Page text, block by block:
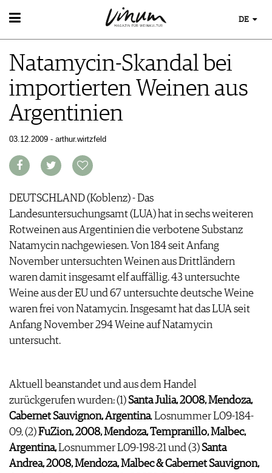
WEIN
WEINSUCHE
GUIDE WEINGÜTER
WINETRADECLUB
WEINE DES MONATS
TRINKREIFETABELLE
CLUB LES DOMAINES
WEINWISSEN
WEINREGIONEN
WEINLEXIKON
WEINGESCHICHTE
TIPPS & TRICKS
NEWS
EVENTS
EVENTKALENDER
AWARDS
EVENT-BILDER
ESSEN & TRINKEN
FOOD PAIRING TIPPS
FOOD PAIRING TABELLE
KULINARIK
HOTSPOTS
WEINREISEN
REPORTAGEN
WINEGUIDES
KLARTEXT
EXTRAS
AUSGABE
ARCHIV
VORTEILSWELT
MEDIATHEK
APPS
NEWS
WEINWIRTSCHAFT
WEINSZENE
PORTRAITS
VINOPHILES
ARCHIV
VORTEILSWELT
TRINKREIFETABELLE
ABO
WEINSUCHE
NEWSLETTER
WINE TRADE CLUB
DE
Natamycin-Skandal bei
importierten Weinen aus
Argentinien
03.12.2009 - arthur.wirtzfeld
DEUTSCHLAND (Koblenz) - Das
Landesuntersuchungsamt (LUA) hat in sechs weiteren
Rotweinen aus Argentinien die verbotene Substanz
Natamycin nachgewiesen. Von 184 seit Anfang
November untersuchten Weinen aus Drittländern
waren damit insgesamt elf auffällig. 43 untersuchte
Weine aus der EU und 67 untersuchte deutsche Weine
waren frei von Natamycin. Insgesamt hat das LUA seit
Anfang November 294 Weine auf Natamycin
untersucht.
Aktuell beanstandet und aus dem Handel
zurückgerufen wurden: (1)Santa Julia, 2008, Mendoza,
Cabernet Sauvignon, Argentina, Losnummer L09-184-
09, (2)FuZion, 2008, Mendoza, Tempranillo, Malbec,
Argentina,Losnummer L09-198-21 und (3)Santa
Andrea, 2008, Mendoza, Malbec & Cabernet Sauvignon,